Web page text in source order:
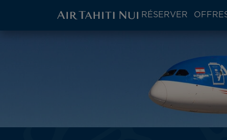
ATN:
Main
RÉSERVER